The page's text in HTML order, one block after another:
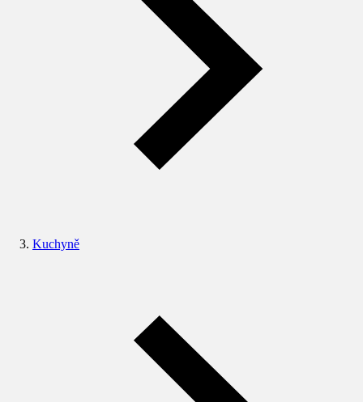
Kuchyně